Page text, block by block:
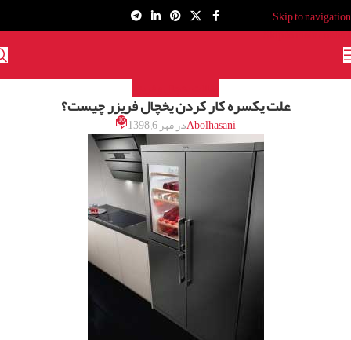
Skip to navigation
Skip to main content
علت یکسره کار کردن یخچال فریزر چیست؟
Abolhasaniدر مهر 6, 1398 16